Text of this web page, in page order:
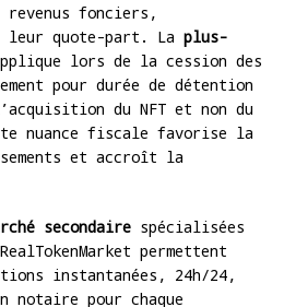
revenus fonciers,
leur quote-part. La plus-
lors de la cession des
pour durée de détention
du NFT et non du
nuance fiscale favorise la
et accroît la
secondaire spécialisées
permettent
instantanées, 24h/24,
notaire pour chaque